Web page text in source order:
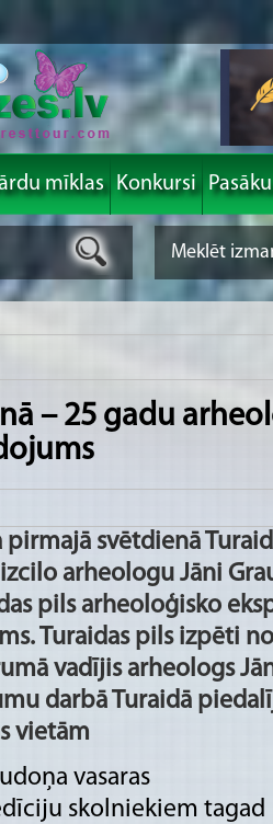
mīklas Konkursi
– 25 gadu
pirmajā svētdienā
arheologu Jāni
pils arheoloģisko
Turaidas pils izpēti
vadījis arheologs
darbā Turaidā
vietām
vasaras
skolniekiem tagad